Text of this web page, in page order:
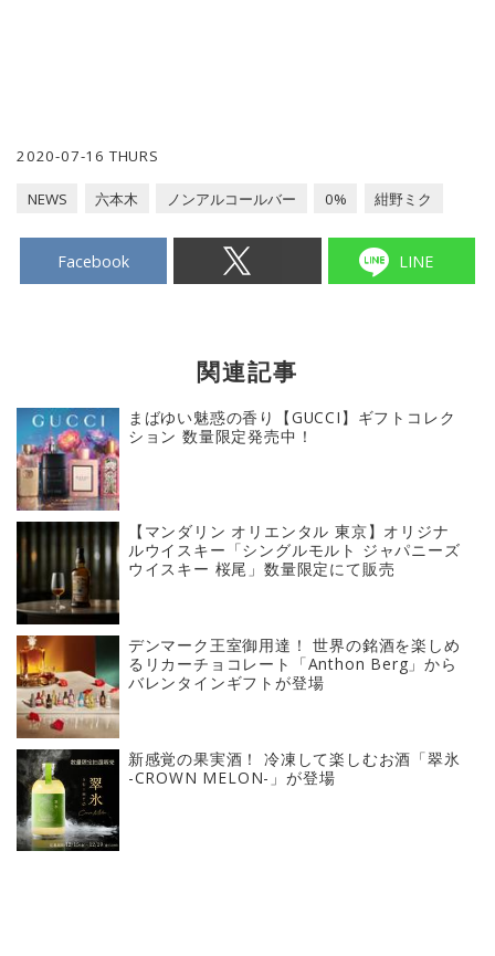
2020-07-16 THURS
NEWS 六本木 ノンアルコールバー 0% 紺野ミク
Facebook LINE
関連記事
まばゆい魅惑の香り【GUCCI】ギフトコレク
ション 数量限定発売中！
【マンダリン オリエンタル 東京】オリジナ
ルウイスキー「シングルモルト ジャパニーズ
ウイスキー 桜尾」数量限定にて販売
デンマーク王室御用達！ 世界の銘酒を楽しめ
るリカーチョコレート「Anthon Berg」から
バレンタインギフトが登場
新感覚の果実酒！ 冷凍して楽しむお酒「翠氷
-CROWN MELON-」が登場